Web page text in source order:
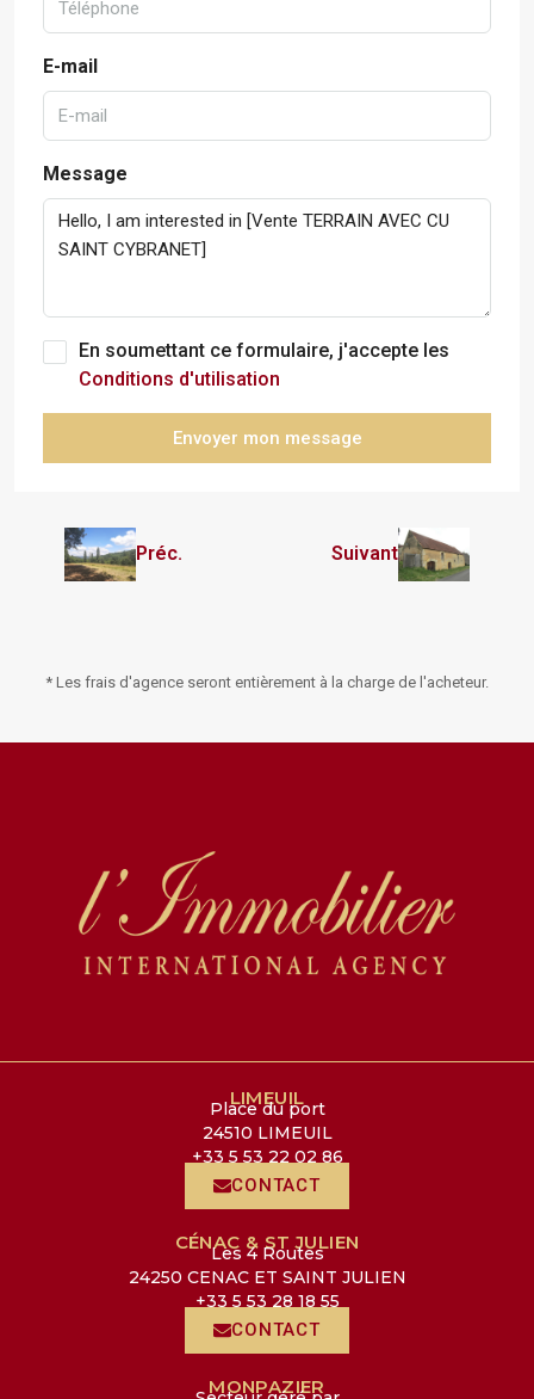
E-mail
Message
En soumettant ce formulaire, j'accepte les
Conditions d'utilisation
Envoyer mon message
Préc. Suivant
* Les frais d'agence seront entièrement à la charge de l'acheteur.
LIMEUIL
Place du port
24510 LIMEUIL
+33 5 53 22 02 86
CONTACT
CÉNAC & ST JULIEN
Les 4 Routes
24250 CENAC ET SAINT JULIEN
+33 5 53 28 18 55
CONTACT
MONPAZIER